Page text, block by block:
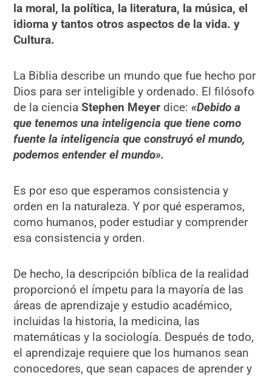
la moral, la política, la literatura, la música, el
idioma y tantos otros aspectos de la vida. y
Cultura.
La Biblia describe un mundo que fue hecho por
Dios para ser inteligible y ordenado. El filósofo
de la cienciaStephen Meyer dice:«Debido a
que tenemos una inteligencia que tiene como
fuente la inteligencia que construyó el mundo,
podemos entender el mundo».
Es por eso que esperamos consistencia y
orden en la naturaleza. Y por qué esperamos,
como humanos, poder estudiar y comprender
esa consistencia y orden.
De hecho, la descripción bíblica de la realidad
proporcionó el ímpetu para la mayoría de las
áreas de aprendizaje y estudio académico,
incluidas la historia, la medicina, las
matemáticas y la sociología. Después de todo,
el aprendizaje requiere que los humanos sean
conocedores, que sean capaces de aprender y